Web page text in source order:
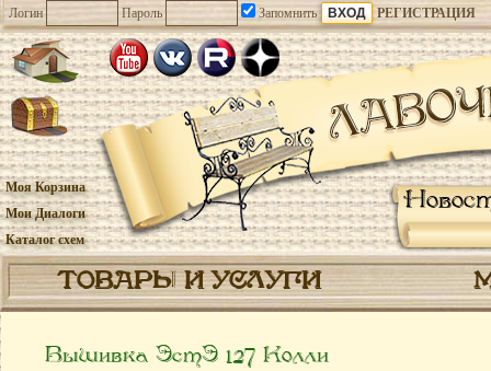
Логин Пароль Запомнить РЕГИСТРАЦИЯ
Моя Корзина
Мои Диалоги
Каталог схем
ТОВАРЫ И УСЛУГИ
Вышивка ЭстЭ 127 Колли